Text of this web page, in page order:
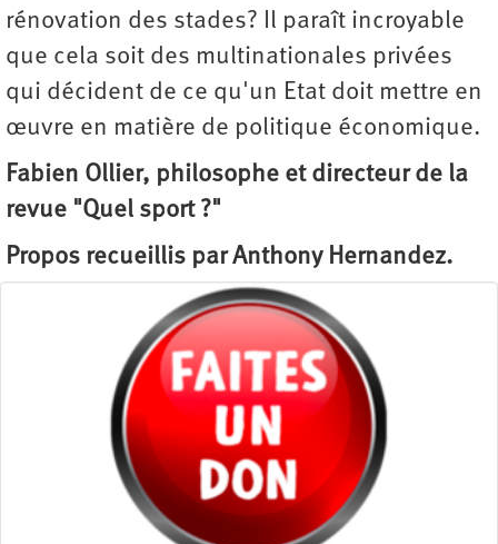
rénovation des stades? Il paraît incroyable
que cela soit des multinationales privées
qui décident de ce qu'un Etat doit mettre en
œuvre en matière de politique économique.
Fabien Ollier, philosophe et directeur de la
revue "Quel sport ?"
Propos recueillis par Anthony Hernandez.